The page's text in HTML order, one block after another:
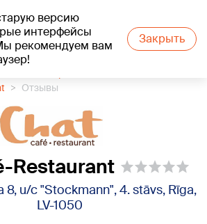
версию
интерфейсы
рекомендуем вам
Закрыть
Отзывы
Restaurant
8, u/c "Stockmann", 4. stāvs, Rīga,
LV-1050